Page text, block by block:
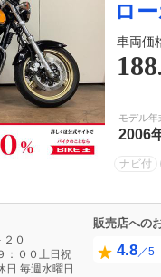
ロ
車両価
188
モデル年
2006
ナビ付
０
：００土日祝
日 毎週水曜日
販売店への
4.8／5